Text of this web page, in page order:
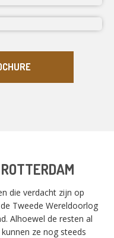
die verdacht zijn op
Tweede Wereldoorlog
Alhoewel de resten al
ze nog steeds